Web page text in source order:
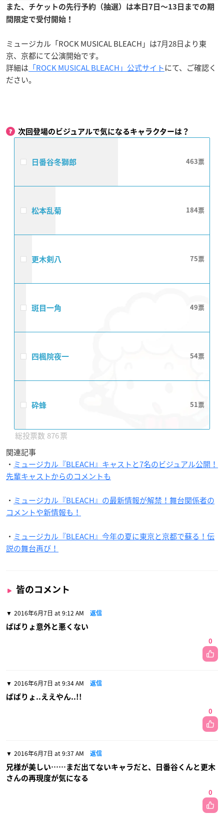
また、チケットの先行予約（抽選）は本日7日〜13日までの期
間限定で受付開始！
ミュージカル「ROCK MUSICAL BLEACH」は7月28日より東
京、京都にて公演開始です。
詳細は 「ROCK MUSICAL BLEACH」公式サイトにて、ご確認く
ださい。
次回登場のビジュアルで気になるキャラクターは？
日番谷冬獅郎 463
松本乱菊 184
更木剣八 75
斑目一角 49
四楓院夜一 54
砕蜂 51
876
関連記事
・ ミュージカル『BLEACH』キャストと7名のビジュアル公開！
先輩キャストからのコメントも
・ ミュージカル『BLEACH』の最新情報が解禁！舞台関係者の
コメントや新情報も！
・ ミュージカル『BLEACH』今年の夏に東京と京都で蘇る！伝
説の舞台再び！
皆のコメント
2016年6月7日 at 9:12 AM 返信
ばばりょ意外と悪くない
0
2016年6月7日 at 9:34 AM 返信
ばばりょ..ええやん..!!
0
2016年6月7日 at 9:37 AM 返信
兄様が美しい……まだ出てないキャラだと、日番谷くんと更木
さんの再現度が気になる
0